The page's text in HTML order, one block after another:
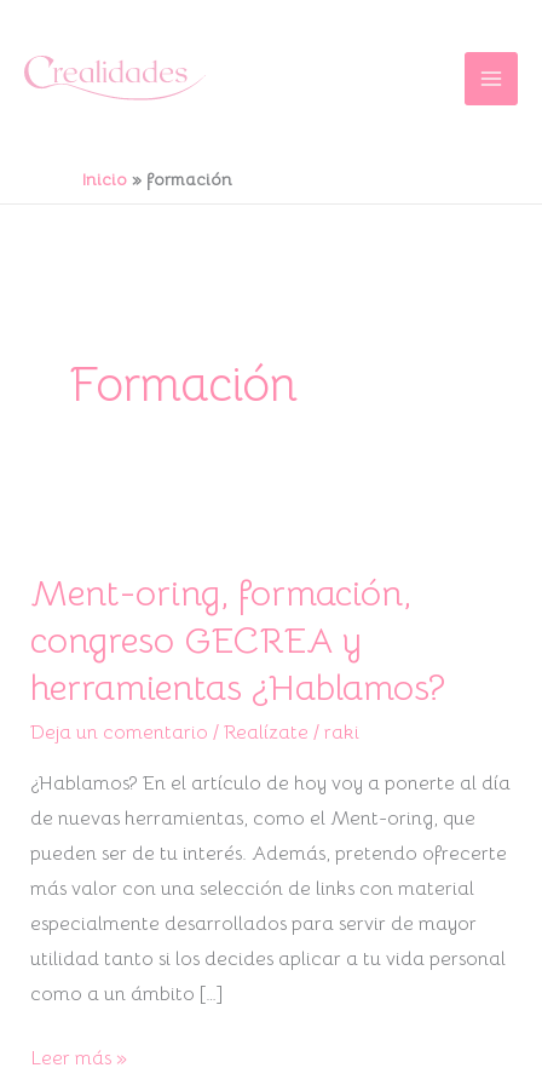
contenido
Inicio formación
Formación
Ment-oring, formación,
congreso GECREA y
herramientas ¿Hablamos?
Deja un comentario / Realízate / raki
¿Hablamos? En el artículo de hoy voy a ponerte al día
de nuevas herramientas, como el Ment-oring, que
pueden ser de tu interés. Además, pretendo ofrecerte
más valor con una selección de links con material
especialmente desarrollados para servir de mayor
utilidad tanto si los decides aplicar a tu vida personal
como a un ámbito […]
Ment-
formación,
congreso
GECREA
herramientas
¿Hablamos?
Leer más »